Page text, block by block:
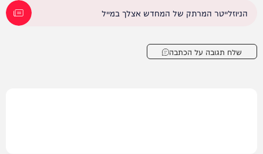
הניוזלייטר המרתק של המחדש אצלך במייל
שלח תגובה על הכתבה